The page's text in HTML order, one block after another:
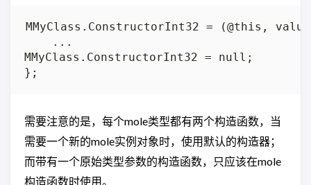
MMyClass.ConstructorInt32 = (@this,
    ...
MMyClass.ConstructorInt32 = null;
需要注意的是，每个mole类型都有两个构造函数，当
需要一个新的mole实例对象时，使用默认的构造器；
而带有一个原始类型参数的构造函数，只应该在mole
构造函数时使用。